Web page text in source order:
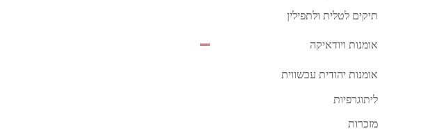
תיקים לטלית ולתפילין
אומנות ויודאיקה
אומנות יהודית עכשווית
ליתוגרפיות
מזכרות